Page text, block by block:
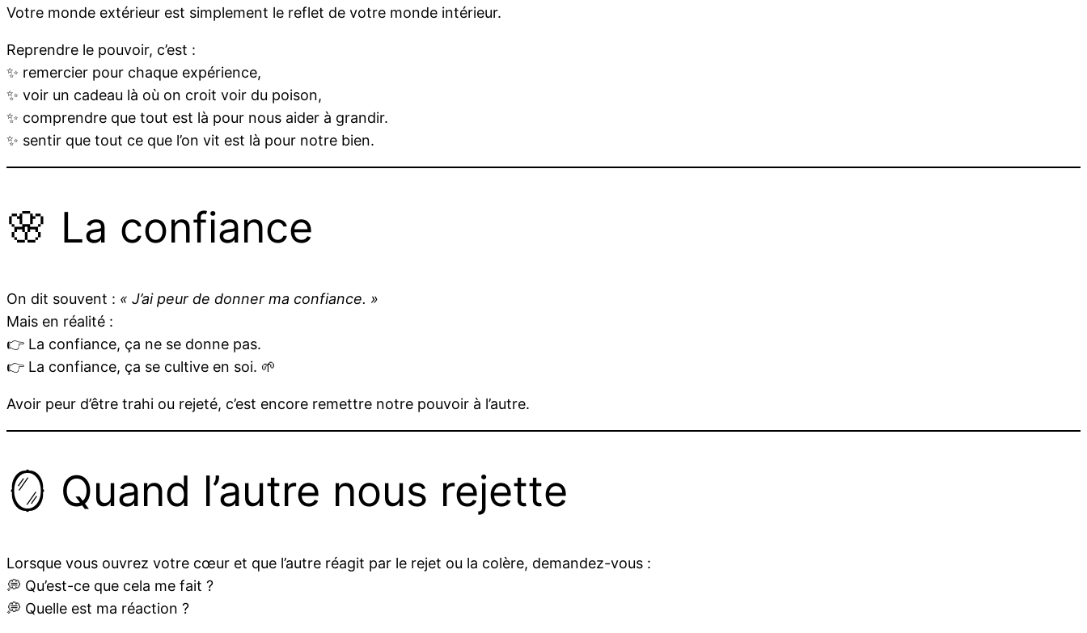
Votre monde extérieur est simplement le reflet de votre monde intérieur.
Reprendre le pouvoir, c’est :
✨ remercier pour chaque expérience,
✨ voir un cadeau là où on croit voir du poison,
✨ comprendre que tout est là pour nous aider à grandir.
✨ sentir que tout ce que l’on vit est là pour notre bien.
🌸 La confiance
On dit souvent : « J’ai peur de donner ma confiance. »
Mais en réalité :
👉 La confiance, ça ne se donne pas.
👉 La confiance, ça se cultive en soi. 🌱
Avoir peur d’être trahi ou rejeté, c’est encore remettre notre pouvoir à l’autre.
🪞 Quand l’autre nous rejette
Lorsque vous ouvrez votre cœur et que l’autre réagit par le rejet ou la colère, demandez-vous :
💭 Qu’est-ce que cela me fait ?
💭 Quelle est ma réaction ?